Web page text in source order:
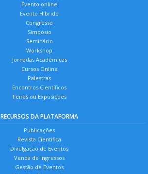
Evento online
Evento Híbrido
Congresso
Simpósio
Seminário
Workshop
Jornadas Acadêmicas
Cursos Online
Palestras
Encontros Científicos
Feiras ou Exposições
RECURSOS DA PLATAFORMA
Publicações
Revista Científica
Divulgação de Eventos
Venda de Ingressos
Gestão de Eventos